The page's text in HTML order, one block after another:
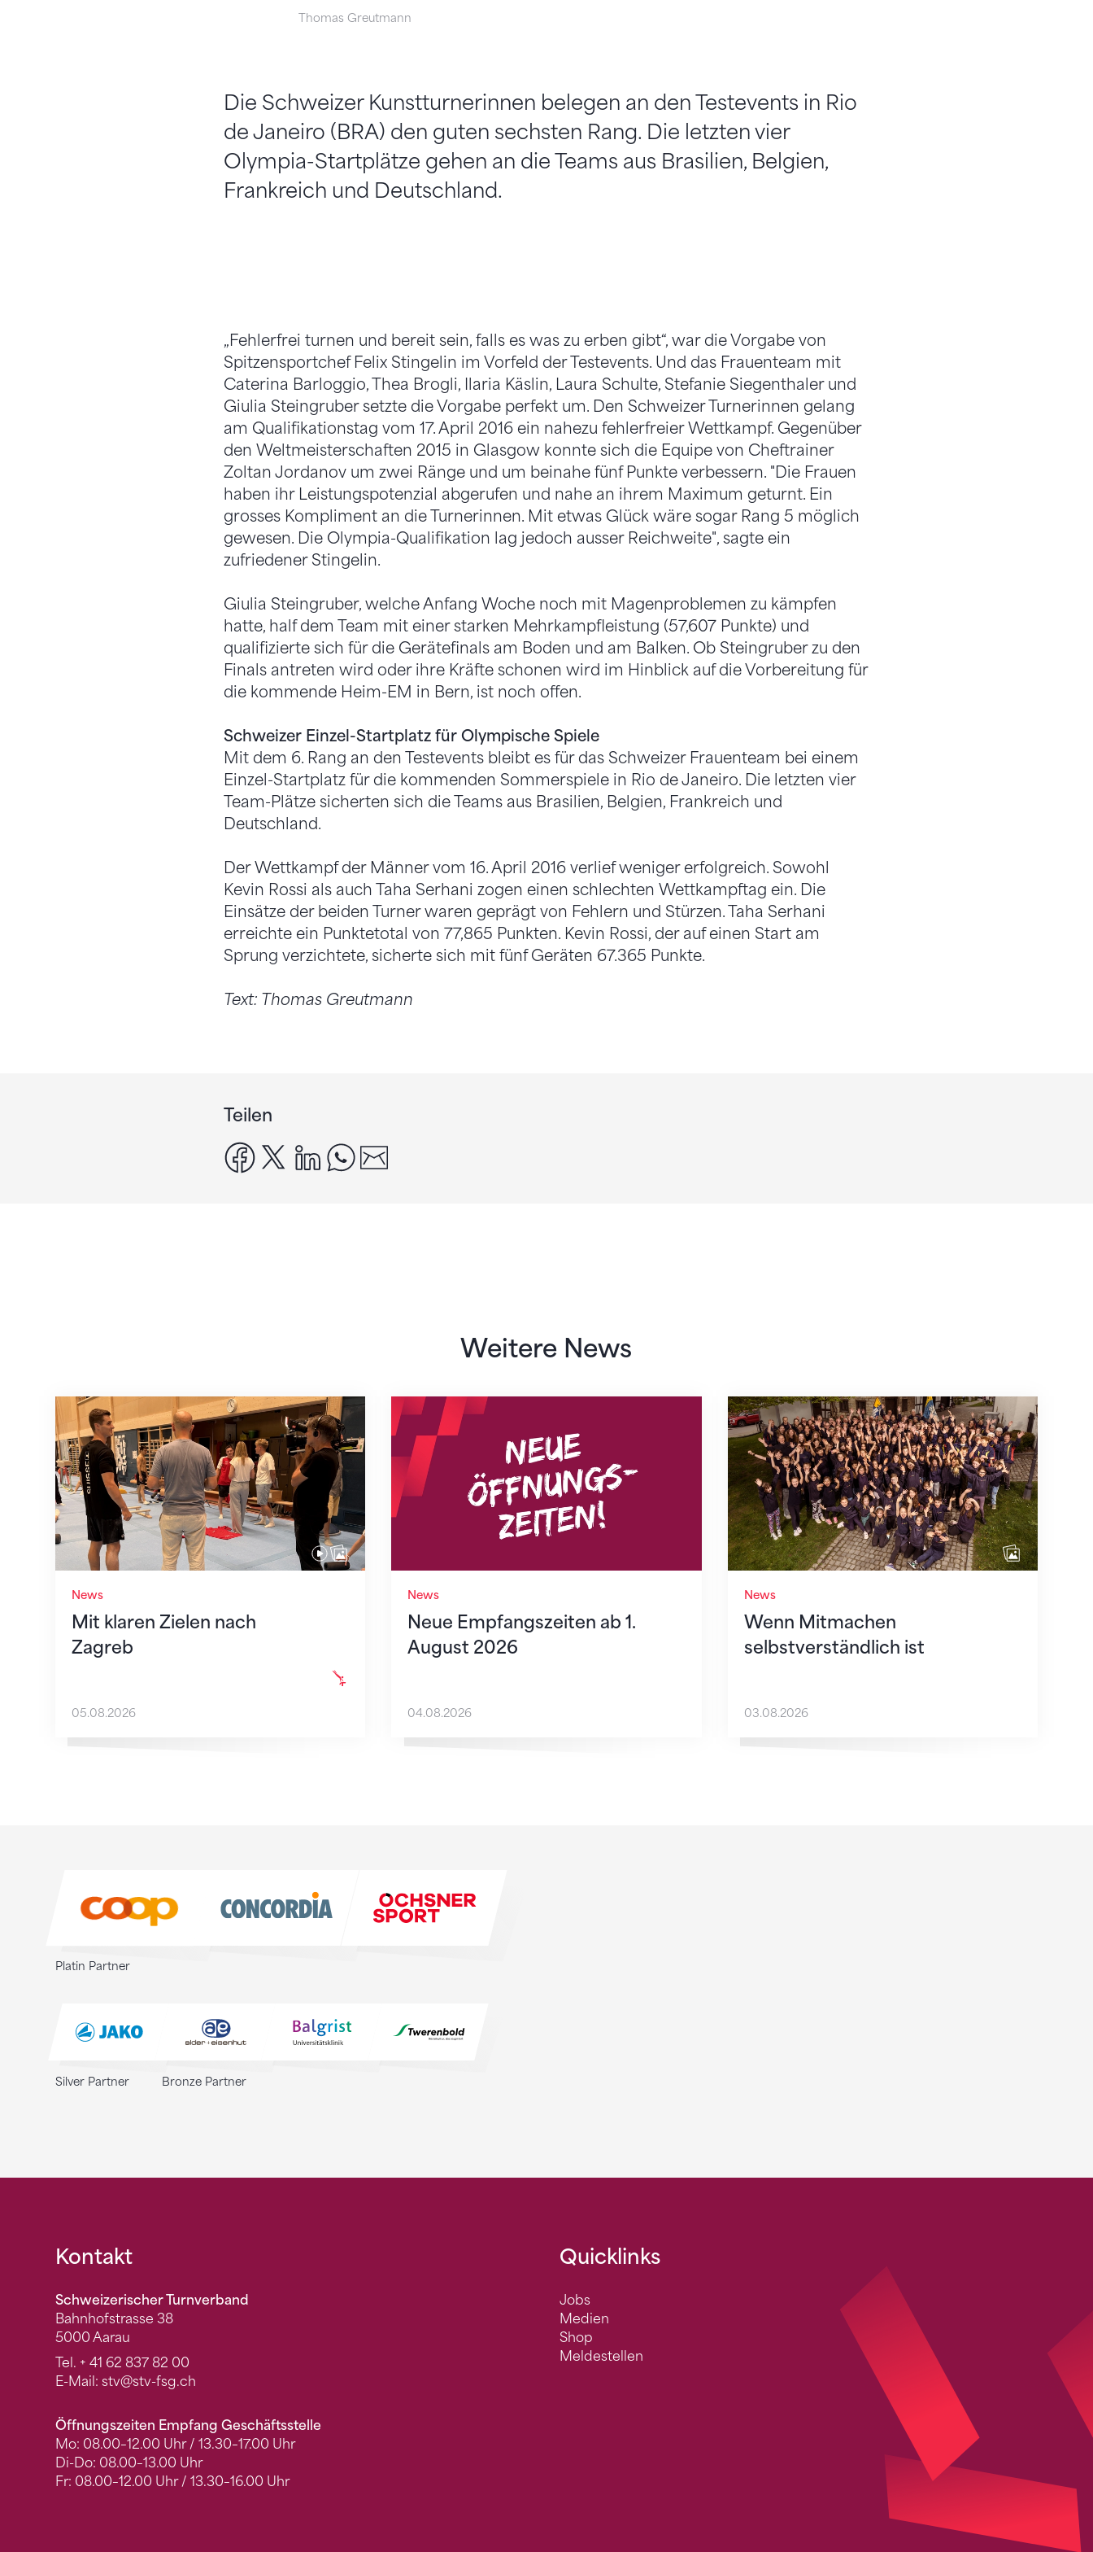
Thomas Greutmann
Die Schweizer Kunstturnerinnen belegen an den Testevents in Rio
de Janeiro (BRA) den guten sechsten Rang. Die letzten vier
Olympia-Startplätze gehen an die Teams aus Brasilien, Belgien,
Frankreich und Deutschland.
„Fehlerfrei turnen und bereit sein, falls es was zu erben gibt“, war die Vorgabe von
Spitzensportchef Felix Stingelin im Vorfeld der Testevents. Und das Frauenteam mit
Caterina Barloggio, Thea Brogli, Ilaria Käslin, Laura Schulte, Stefanie Siegenthaler und
Giulia Steingruber setzte die Vorgabe perfekt um. Den Schweizer Turnerinnen gelang
am Qualifikationstag vom 17. April 2016 ein nahezu fehlerfreier Wettkampf. Gegenüber
den Weltmeisterschaften 2015 in Glasgow konnte sich die Equipe von Cheftrainer
Zoltan Jordanov um zwei Ränge und um beinahe fünf Punkte verbessern. "Die Frauen
haben ihr Leistungspotenzial abgerufen und nahe an ihrem Maximum geturnt. Ein
grosses Kompliment an die Turnerinnen. Mit etwas Glück wäre sogar Rang 5 möglich
gewesen. Die Olympia-Qualifikation lag jedoch ausser Reichweite", sagte ein
zufriedener Stingelin.
Giulia Steingruber, welche Anfang Woche noch mit Magenproblemen zu kämpfen
hatte, half dem Team mit einer starken Mehrkampfleistung (57,607 Punkte) und
qualifizierte sich für die Gerätefinals am Boden und am Balken. Ob Steingruber zu den
Finals antreten wird oder ihre Kräfte schonen wird im Hinblick auf die Vorbereitung für
die kommende Heim-EM in Bern, ist noch offen.
Schweizer Einzel-Startplatz für Olympische Spiele
Mit dem 6. Rang an den Testevents bleibt es für das Schweizer Frauenteam bei einem
Einzel-Startplatz für die kommenden Sommerspiele in Rio de Janeiro. Die letzten vier
Team-Plätze sicherten sich die Teams aus Brasilien, Belgien, Frankreich und
Deutschland.
Der Wettkampf der Männer vom 16. April 2016 verlief weniger erfolgreich. Sowohl
Kevin Rossi als auch Taha Serhani zogen einen schlechten Wettkampftag ein. Die
Einsätze der beiden Turner waren geprägt von Fehlern und Stürzen. Taha Serhani
erreichte ein Punktetotal von 77,865 Punkten. Kevin Rossi, der auf einen Start am
Sprung verzichtete, sicherte sich mit fünf Geräten 67.365 Punkte.
Text: Thomas Greutmann
Teilen
facebook
x linkedinwhatsapp
Weitere News
News
Mit klaren Zielen nach
Zagreb
Mit klaren Zielen nach Zagreb
05.08.2026
News
Neue Empfangszeiten ab 1.
August 2026
Neue Empfangszeiten ab 1. August 2026
04.08.2026
News
Wenn Mitmachen
selbstverständlich ist
Wenn Mitmachen selbstverständlich ist
03.08.2026
Platin Partner
Silver Partner Bronze Partner
Fusszeile
Kontakt
Schweizerischer Turnverband
Bahnhofstrasse 38
5000 Aarau
Tel. + 41 62 837 82 00
E-Mail: stv@stv-fsg.ch
Öffnungszeiten Empfang Geschäftsstelle
Mo: 08.00–12.00 Uhr / 13.30–17.00 Uhr
Di-Do: 08.00–13.00 Uhr
Fr: 08.00–12.00 Uhr / 13.30–16.00 Uhr
Quicklinks
Jobs
Medien
Shop
Meldestellen